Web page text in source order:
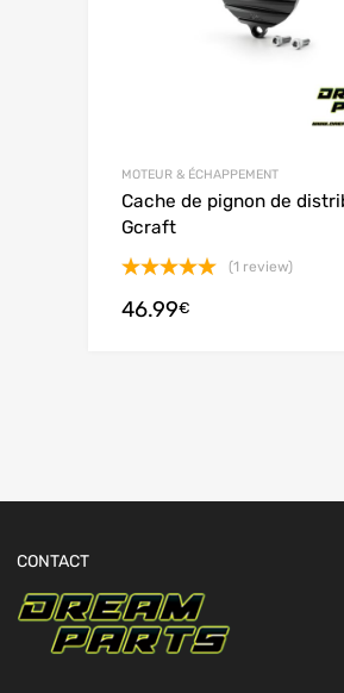
MOTEUR & ÉCHAPPEMENT
Cache de pignon de
Gcraft
sur 5
(1 review)
46.99€
CONTACT